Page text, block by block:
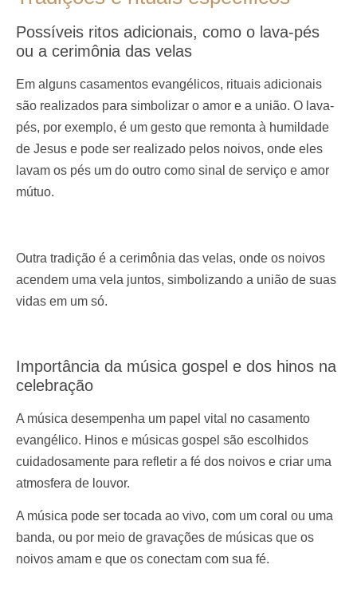
Possíveis ritos adicionais, como o lava-pés
ou a cerimônia das velas
Em alguns casamentos evangélicos, rituais adicionais
são realizados para simbolizar o amor e a união. O lava-
pés, por exemplo, é um gesto que remonta à humildade
de Jesus e pode ser realizado pelos noivos, onde eles
lavam os pés um do outro como sinal de serviço e amor
mútuo.
Outra tradição é a cerimônia das velas, onde os noivos
acendem uma vela juntos, simbolizando a união de suas
vidas em um só.
Importância da música gospel e dos hinos na
celebração
A música desempenha um papel vital no casamento
evangélico. Hinos e músicas gospel são escolhidos
cuidadosamente para refletir a fé dos noivos e criar uma
atmosfera de louvor.
A música pode ser tocada ao vivo, com um coral ou uma
banda, ou por meio de gravações de músicas que os
noivos amam e que os conectam com sua fé.